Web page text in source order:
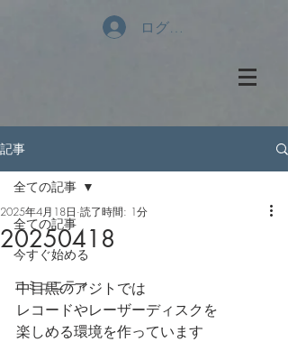
ログイン
記事
全ての記事
今すぐ始める
コミュニティ
全ての記事
20250418
2025年4月18日 読了時間: 1分
中目黒のアジトでは
レコードやレーザーディスクを
楽しめる環境を作っています